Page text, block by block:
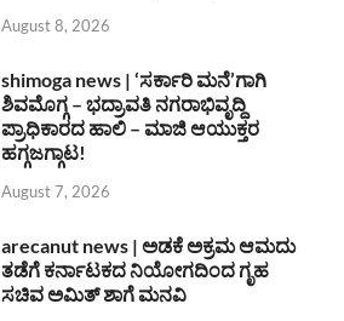
August 8, 2026
shimoga news | ‘ಸರ್ಕಾರಿ ಮನೆ’ಗಾಗಿ
ಶಿವಮೊಗ್ಗ – ಭದ್ರಾವತಿ ನಗರಾಭಿವೃದ್ದಿ
ಪ್ರಾಧಿಕಾರದ ಹಾಲಿ – ಮಾಜಿ ಆಯುಕ್ತರ
ಹಗ್ಗಜಗ್ಗಾಟ!
August 7, 2026
arecanut news | ಅಡಕೆ ಅಕ್ರಮ ಆಮದು
ತಡೆಗೆ ಕರ್ನಾಟಕದ ನಿಯೋಗದಿಂದ ಗೃಹ
ಸಚಿವ ಅಮಿತ್ ಶಾಗೆ ಮನವಿ